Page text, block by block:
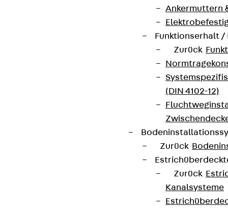
Ankermuttern
Funktionserhalt
Zurück
(DIN 4102-12)
Zurück
Zurück
Kanalsysteme